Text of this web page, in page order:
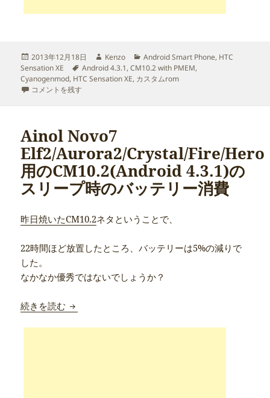
投
稿
日:
2013年12月18日
作
成
者
Kenzo
カ
テ
ゴ
Android Smart Phone, HTC
Sensation XE
タ
グ
Android 4.3.1,CM10.2 with PMEM,
Cyanogenmod, HTC Sensation XE, カスタムrom
HTC Sensation XE に CM10.2 with PMEM を焼いてみた に
コメントを残す
Ainol Novo7
Elf2/Aurora2/Crystal/Fire/Hero
用のCM10.2(Android 4.3.1)の
スリープ時のバッテリー消費
昨日焼いたCM10.2ネタということで、
22時間ほど放置したところ、バッテリーは5%の減りで
した。
なかなか優秀ではないでしょうか？
続きを読む Ainol Novo7 Elf2/Aurora2/Crystal/Fire/Hero 用